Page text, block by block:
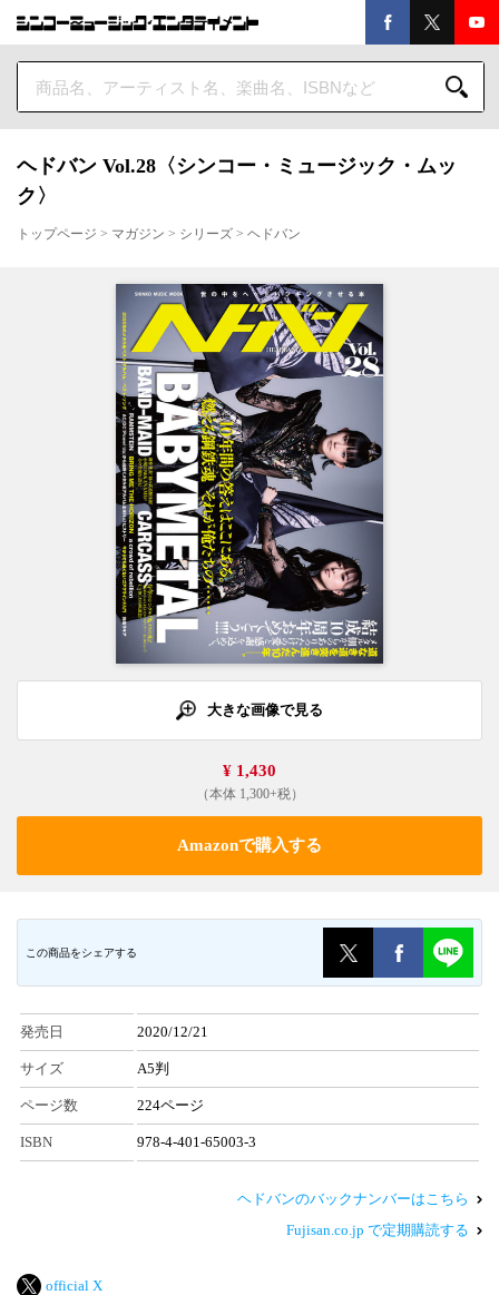
ヘドバン Vol.28〈シンコー・ミュージック・ムッ
ク〉
トップページ > マガジン > シリーズ > ヘドバン
大きな画像で見る
¥ 1,430
（本体 1,300+税）
Amazonで購入する
この商品をシェアする
発売日 2020/12/21
サイズ A5判
ページ数 224ページ
ISBN 978-4-401-65003-3
ヘドバンのバックナンバーはこちら
Fujisan.co.jp で定期購読する
official X